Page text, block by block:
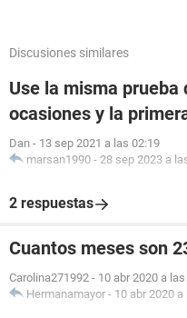
Discusiones similares
Use la misma prueba
ocasiones y la
Dan - 13 sep 2021 a las 02:19
marsan1990 - 28 sep 2023 a
2 respuestas
Cuantos meses son
Carolina271992 - 10 abr 2020 a
Hermanamayor - 10 abr 2020